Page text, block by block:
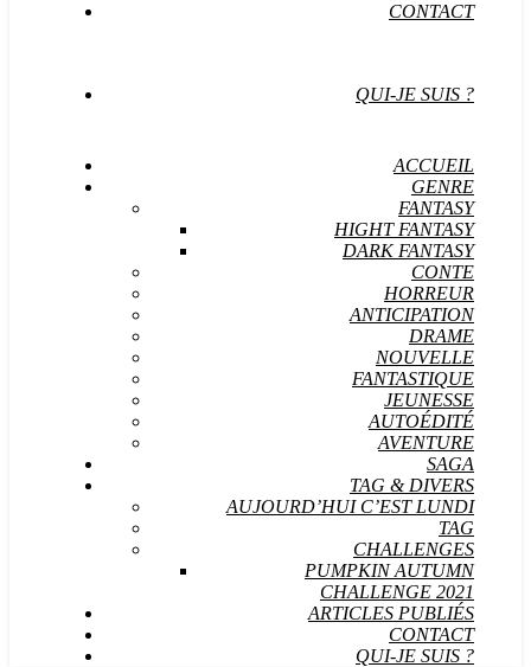
CONTACT
QUI-JE SUIS ?
ACCUEIL
GENRE
FANTASY
HIGHT FANTASY
DARK FANTASY
CONTE
HORREUR
ANTICIPATION
DRAME
NOUVELLE
FANTASTIQUE
JEUNESSE
AUTOÉDITÉ
AVENTURE
SAGA
TAG & DIVERS
AUJOURD’HUI C’EST LUNDI
TAG
CHALLENGES
PUMPKIN AUTUMN
CHALLENGE 2021
ARTICLES PUBLIÉS
CONTACT
QUI-JE SUIS ?